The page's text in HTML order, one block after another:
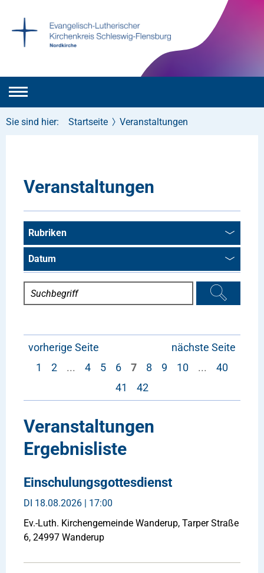
Sie sind hier: Startseite Veranstaltungen
Veranstaltungen
Rubriken
Datum
vorherige Seite
1
2 ... 4 5 6 7 8 9 10 ...
40
41
42
nächste Seite
Veranstaltungen
Ergebnisliste
Einschulungsgottesdienst
DI 18.08.2026 | 17:00
Ev.-Luth. Kirchengemeinde Wanderup, Tarper Straße
6, 24997 Wanderup